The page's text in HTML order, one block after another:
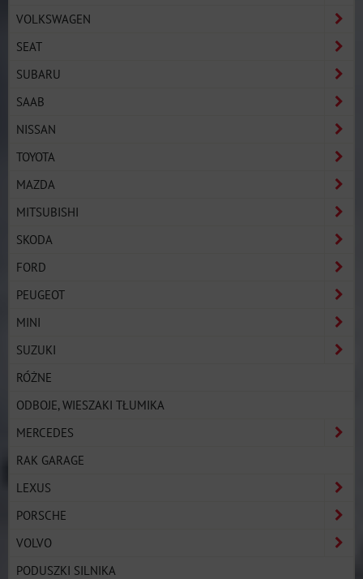
VOLKSWAGEN
SEAT
SUBARU
SAAB
NISSAN
TOYOTA
MAZDA
MITSUBISHI
SKODA
FORD
PEUGEOT
MINI
SUZUKI
RÓŻNE
ODBOJE, WIESZAKI TŁUMIKA
MERCEDES
RAK GARAGE
LEXUS
PORSCHE
VOLVO
PODUSZKI SILNIKA